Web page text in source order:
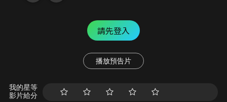
請先登入
播放預告片
我的星等
影片給分